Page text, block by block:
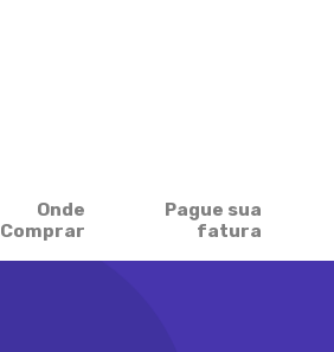
Onde
Comprar
Pague sua
fatura